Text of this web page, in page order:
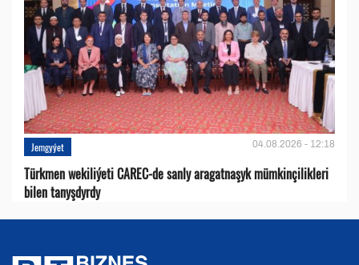
Jemgyýet 04.08.2026 - 12:18
Türkmen wekiliýeti CAREC-de sanly aragatnaşyk mümkinçilikleri
bilen tanyşdyrdy